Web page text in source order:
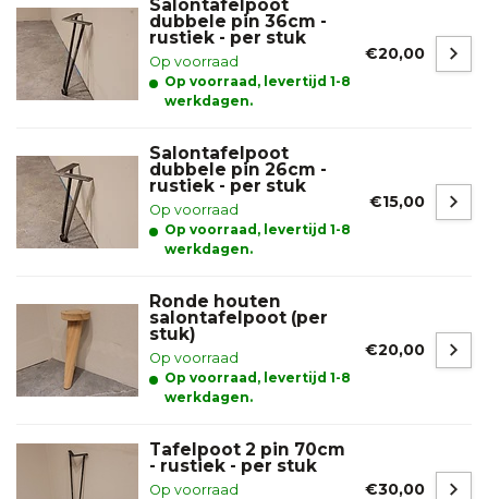
Salontafelpoot
dubbele pin 36cm -
rustiek - per stuk
Op voorraad
Op voorraad, levertijd 1-8
werkdagen.
€20,00
Salontafelpoot
dubbele pin 26cm -
rustiek - per stuk
Op voorraad
Op voorraad, levertijd 1-8
werkdagen.
€15,00
Ronde houten
salontafelpoot (per
stuk)
Op voorraad
Op voorraad, levertijd 1-8
werkdagen.
€20,00
Tafelpoot 2 pin 70cm
- rustiek - per stuk
Op voorraad €30,00